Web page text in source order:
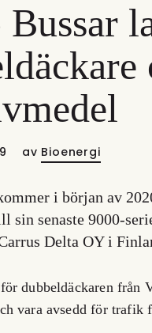
av Bioenergi
i början av
sin senaste 9000-
Delta OY i
dubbeldäckaren från
vara avsedd för trafik